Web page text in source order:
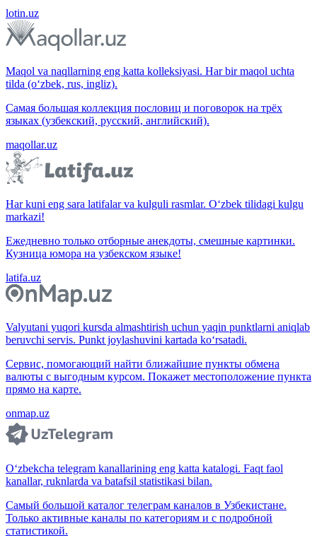
lotin.uz
Maqol va naqllarning eng katta kolleksiyasi. Har bir maqol uchta
tilda (o‘zbek, rus, ingliz).
Самая большая коллекция пословиц и поговорок на трёх
языках (узбекский, русский, английский).
maqollar.uz
Har kuni eng sara latifalar va kulguli rasmlar. O‘zbek tilidagi kulgu
markazi!
Ежедневно только отборные анекдоты, смешные картинки.
Кузница юмора на узбекском языке!
latifa.uz
Valyutani yuqori kursda almashtirish uchun yaqin punktlarni aniqlab
beruvchi servis. Punkt joylashuvini kartada ko‘rsatadi.
Сервис, помогающий найти ближайшие пункты обмена
валюты с выгодным курсом. Покажет местоположение пункта
прямо на карте.
onmap.uz
O‘zbekcha telegram kanallarining eng katta katalogi. Faqt faol
kanallar, ruknlarda va batafsil statistikasi bilan.
Самый большой каталог телеграм каналов в Узбекистане.
Только активные каналы по категориям и с подробной
статистикой.